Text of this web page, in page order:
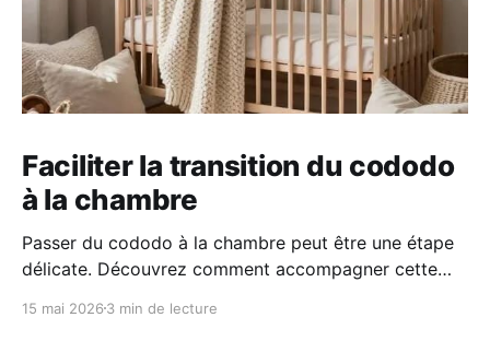
Faciliter la transition du cododo
à la chambre
Passer du cododo à la chambre peut être une étape
délicate. Découvrez comment accompagner cette
environnement rassurant et une approche
15 mai 2026 3 min de lecture